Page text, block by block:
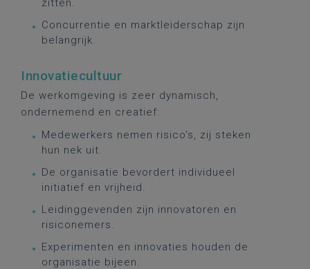
zitten.
Concurrentie en marktleiderschap zijn
belangrijk.
Innovatiecultuur
De werkomgeving is zeer dynamisch,
ondernemend en creatief:
Medewerkers nemen risico’s, zij steken
hun nek uit.
De organisatie bevordert individueel
initiatief en vrijheid.
Leidinggevenden zijn innovatoren en
risiconemers.
Experimenten en innovaties houden de
organisatie bijeen.